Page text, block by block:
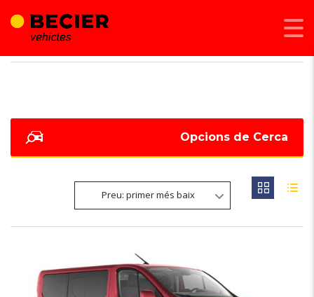
Opcions de Cerca
Preu: primer més baix